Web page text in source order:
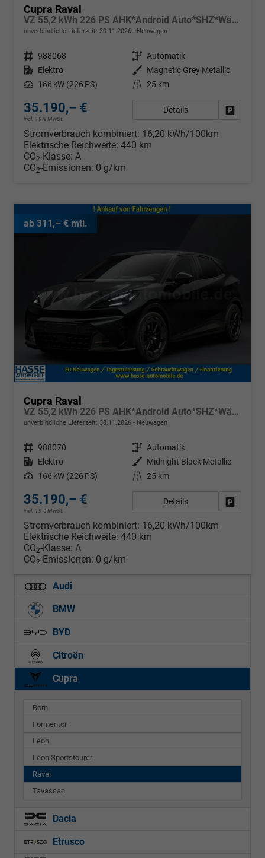
Cupra Raval
VZ 55,2 kWh 226 PS AHK*Android Auto*SHZ*WärmePumpe*ACC*Kamera*Keyless*2Z Klimaauto*
unverbindliche Lieferzeit: 30.11.2026 Neuwagen
Fahrzeugnr. 988068 Getriebe Automatik
Kraftstoff Elektro Außenfarbe
Magnetic Grey Metallic
Leistung 166 kW (226 PS) Kilometerstand 25 km
35.190,– €
incl. 19% MwSt.
Details
Stromverbrauch kombiniert: 16,20 kWh/100km
Elektrische Reichweite: 440 km
CO2-Klasse: A
CO2-Emissionen: 0 g/km
ab 311,– € mtl.
Cupra Raval
VZ 55,2 kWh 226 PS AHK*Android Auto*SHZ*WärmePumpe*ACC*Kamera*Keyless*2Z Klimaauto*
unverbindliche Lieferzeit: 30.11.2026 Neuwagen
Fahrzeugnr. 988070 Getriebe Automatik
Kraftstoff Elektro Außenfarbe
Midnight Black Metallic
Leistung 166 kW (226 PS) Kilometerstand 25 km
35.190,– €
incl. 19% MwSt.
Details
Stromverbrauch kombiniert: 16,20 kWh/100km
Elektrische Reichweite: 440 km
CO2-Klasse: A
CO2-Emissionen: 0 g/km
Audi
BMW
BYD
Citroën
Cupra
Born
Formentor
Leon
Leon Sportstourer
Raval
Tavascan
Dacia
Etrusco